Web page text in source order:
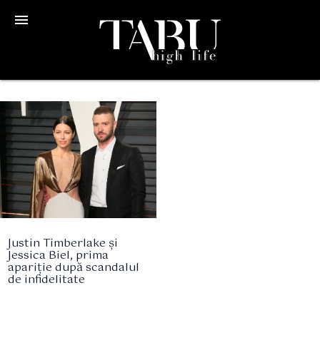
menu
Justin Timberlake și
Jessica Biel, prima
apariție după scandalul
de infidelitate